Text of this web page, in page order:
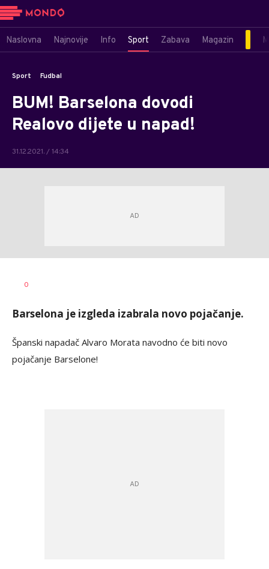
Naslovna Najnovije Info Sport Zabava Magazin
Sport Fudbal
BUM! Barselona dovodi
Realovo dijete u napad!
31.12.2021. / 14:34
0
Barselona je izgleda izabrala novo pojačanje.
Španski napadač Alvaro Morata navodno će biti novo
pojačanje Barselone!